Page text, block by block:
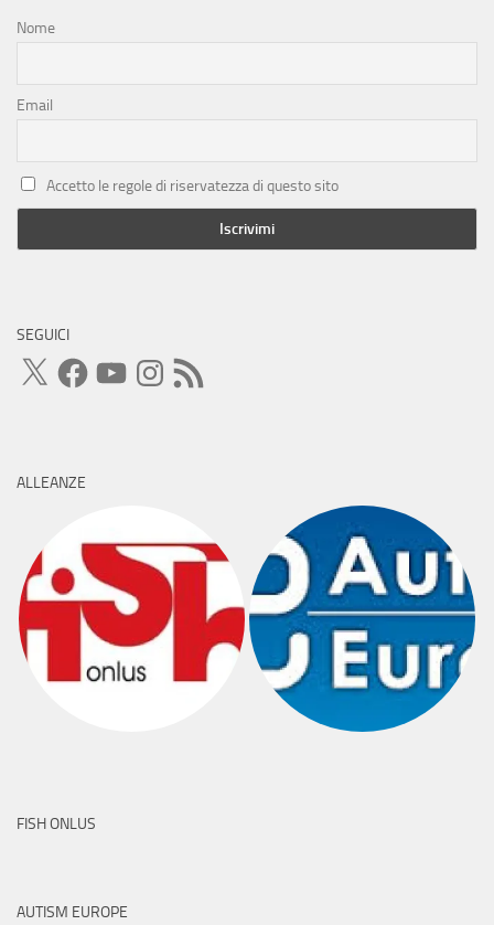
Nome
Email
Accetto le regole di riservatezza di questo sito
SEGUICI
X FacebookYouTubeInstagram
Feed
RSS
ALLEANZE
FISH ONLUS
AUTISM EUROPE